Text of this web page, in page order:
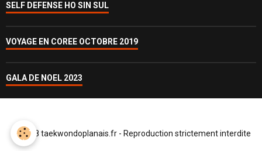
SELF DEFENSE HO SIN SUL
VOYAGE EN COREE OCTOBRE 2019
GALA DE NOEL 2023
© 2018 taekwondoplanais.fr - Reproduction strictement interdite